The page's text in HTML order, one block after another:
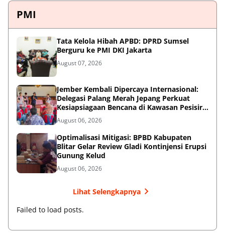
PMI
Tata Kelola Hibah APBD: DPRD Sumsel
Berguru ke PMI DKI Jakarta
August 07, 2026
Jember Kembali Dipercaya Internasional:
Delegasi Palang Merah Jepang Perkuat
Kesiapsiagaan Bencana di Kawasan Pesisir
dan Sekolah
August 06, 2026
Optimalisasi Mitigasi: BPBD Kabupaten
Blitar Gelar Review Gladi Kontinjensi Erupsi
Gunung Kelud
August 06, 2026
Lihat Selengkapnya
Failed to load posts.